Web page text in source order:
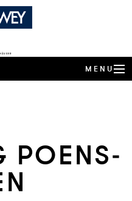
MENU
PROFILE
PO­ENS­